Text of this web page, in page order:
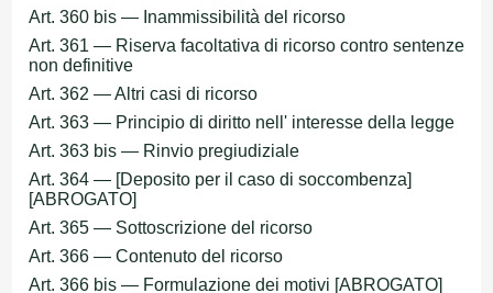
Art. 360 bis — Inammissibilità del ricorso
Art. 361 — Riserva facoltativa di ricorso contro sentenze
non definitive
Art. 362 — Altri casi di ricorso
Art. 363 — Principio di diritto nell' interesse della legge
Art. 363 bis — Rinvio pregiudiziale
Art. 364 — [Deposito per il caso di soccombenza]
[ABROGATO]
Art. 365 — Sottoscrizione del ricorso
Art. 366 — Contenuto del ricorso
Art. 366 bis — Formulazione dei motivi [ABROGATO]